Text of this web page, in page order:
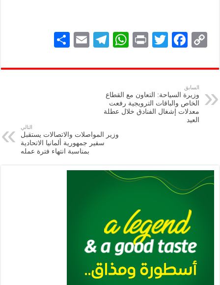
C
p
y
Li
n
F
eb
k
T
tt
P
nt
W
at
A
p
p
Te
gr
E
ai
ar
السابق
وزيرة السياحة: التعاون مع القطاع
الخاص والباقات الترويجية رفعت
معدلات إشغال الفنادق خلال عطلة
العيد
التالي
وزير المواصلات والاتصالات يستقبل
سفير جمهورية ألمانيا الاتحادية
بمناسبة انتهاء فترة عمله